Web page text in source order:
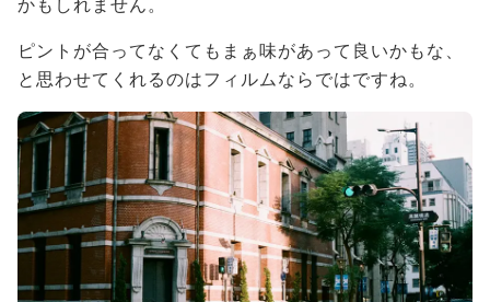
かもしれません。
ピントが合ってなくてもまぁ味があって良いかもな、
と思わせてくれるのはフィルムならではですね。